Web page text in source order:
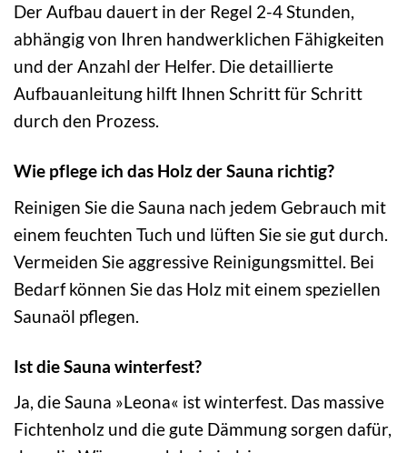
Der Aufbau dauert in der Regel 2-4 Stunden,
abhängig von Ihren handwerklichen Fähigkeiten
und der Anzahl der Helfer. Die detaillierte
Aufbauanleitung hilft Ihnen Schritt für Schritt
durch den Prozess.
Wie pflege ich das Holz der Sauna richtig?
Reinigen Sie die Sauna nach jedem Gebrauch mit
einem feuchten Tuch und lüften Sie sie gut durch.
Vermeiden Sie aggressive Reinigungsmittel. Bei
Bedarf können Sie das Holz mit einem speziellen
Saunaöl pflegen.
Ist die Sauna winterfest?
Ja, die Sauna »Leona« ist winterfest. Das massive
Fichtenholz und die gute Dämmung sorgen dafür,